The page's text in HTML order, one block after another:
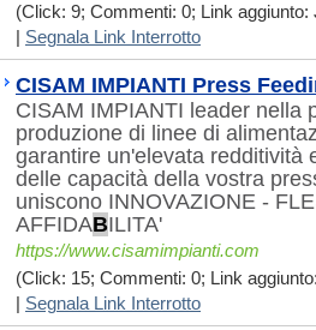
(Click: 9; Commenti: 0; Link aggiunto:
Segnala Link Interrotto
CISAM IMPIANTI Press
CISAM IMPIANTI leader nella
produzione di linee di
garantire un'elevata redditività
delle capacità della vostra
uniscono INNOVAZIONE -
AFFIDABILITA'
https://www.cisamimpianti.com
(Click: 15; Commenti: 0; Link
Segnala Link Interrotto